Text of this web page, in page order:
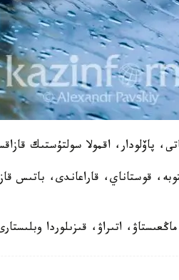
پاۆلودار، اقمولا سولتۇستىك
قوستاناي، قاراعاندى، باتىس
اتىراۋ، قىزىلوردا